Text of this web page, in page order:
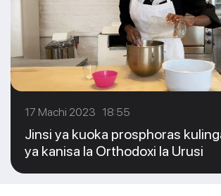
17 Machi 2023 18:55
Jinsi ya kuoka prosphoras
ya kanisa la Orthodoxi la Urusi